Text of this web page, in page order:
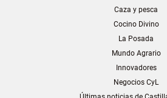
Caza y pesca
Cocino Divino
La Posada
Mundo Agrario
Innovadores
Negocios CyL